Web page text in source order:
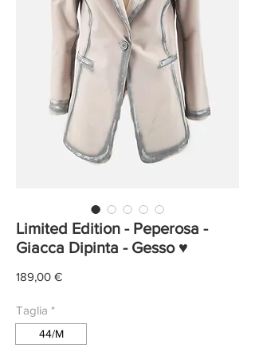
Limited Edition - Peperosa -
Giacca Dipinta - Gesso ♥
189,00 €Prezzo
Taglia *
44/M